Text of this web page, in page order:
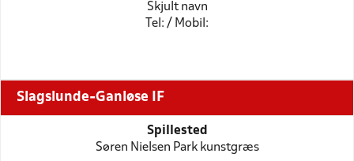
Skjult navn
Tel: / Mobil:
Slagslunde-Ganløse IF
Spillested
Søren Nielsen Park kunstgræs